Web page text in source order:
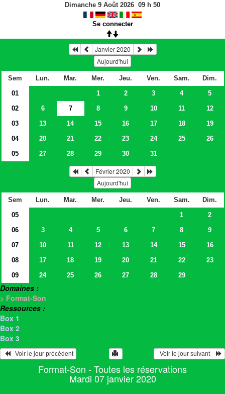
Dimanche 9 Août 2026 09 h 50
Se connecter
Janvier 2020
Aujourd'hui
Sem Lun. Mar. Mer. Jeu. Ven. Sam.
Dim.
01
1 2 3 4
5
02
6 7 8 9 10 11
12
03
13 14 15 16 17 18
19
04
20 21 22 23 24 25
26
05
27 28 29 30 31
Février 2020
Aujourd'hui
Sem Lun. Mar. Mer. Jeu. Ven. Sam.
Dim.
05
1
2
06
3 4 5 6 7 8
9
07
10 11 12 13 14 15
16
08
17 18 19 20 21 22
23
09
24 25 26 27 28 29
Domaines :
> Format-Son
Ressources :
Box 1
Box 2
Box 3
   Voir le jour précédent
  Voir le jour suivant
Format-Son - Toutes les réservations
Mardi 07 janvier 2020